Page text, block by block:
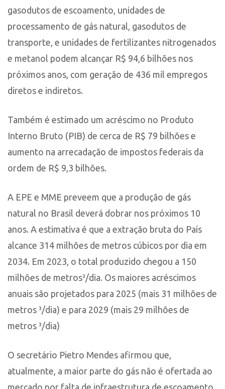
gasodutos de escoamento, unidades de
processamento de gás natural, gasodutos de
transporte, e unidades de fertilizantes nitrogenados
e metanol podem alcançar R$ 94,6 bilhões nos
próximos anos, com geração de 436 mil empregos
diretos e indiretos.
Também é estimado um acréscimo no Produto
Interno Bruto (PIB) de cerca de R$ 79 bilhões e
aumento na arrecadação de impostos federais da
ordem de R$ 9,3 bilhões.
A EPE e MME preveem que a produção de gás
natural no Brasil deverá dobrar nos próximos 10
anos. A estimativa é que a extração bruta do País
alcance 314 milhões de metros cúbicos por dia em
2034. Em 2023, o total produzido chegou a 150
milhões de metros³/dia. Os maiores acréscimos
anuais são projetados para 2025 (mais 31 milhões de
metros ³/dia) e para 2029 (mais 29 milhões de
metros ³/dia)
O secretário Pietro Mendes afirmou que,
atualmente, a maior parte do gás não é ofertada ao